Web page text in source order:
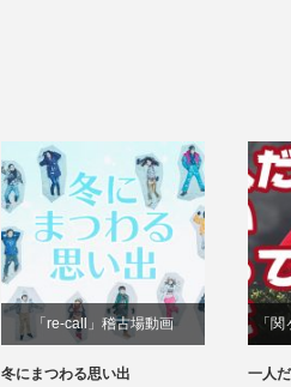
「re-call」稽古場動画
冬にまつわる思い出
「
一人